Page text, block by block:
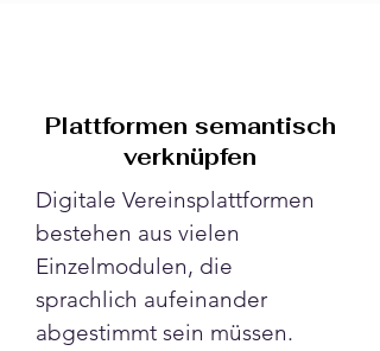
Plattformen semantisch
verknüpfen
Digitale Vereinsplattformen
bestehen aus vielen
Einzelmodulen, die
sprachlich aufeinander
abgestimmt sein müssen.